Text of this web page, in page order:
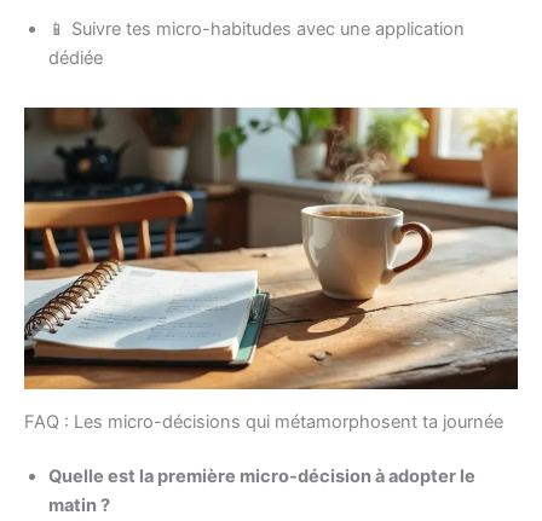
📱 Suivre tes micro-habitudes avec une application
dédiée
FAQ : Les micro-décisions qui métamorphosent ta journée
Quelle est la première micro-décision à adopter le
matin ?